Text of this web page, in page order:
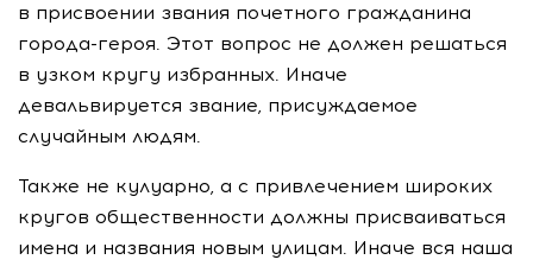
в присвоении звания почетного гражданина
города-героя. Этот вопрос не должен решаться
в узком кругу избранных. Иначе
девальвируется звание, присуждаемое
случайным людям.
Также не кулуарно, а с привлечением широких
кругов общественности должны присваиваться
имена и названия новым улицам. Иначе вся наша